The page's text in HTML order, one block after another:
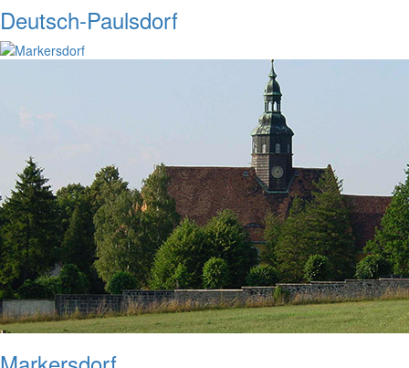
Deutsch-Paulsdorf